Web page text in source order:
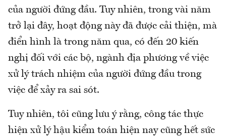
của người đứng đầu. Tuy nhiên, trong vài năm
trở lại đây, hoạt động này đã được cải thiện, mà
điển hình là trong năm qua, có đến 20 kiến
nghị đối với các bộ, ngành địa phương về việc
xử lý trách nhiệm của người đứng đầu trong
việc để xảy ra sai sót.
Tuy nhiên, tôi cũng lưu ý rằng, công tác thực
hiện xử lý hậu kiểm toán hiện nay cũng hết sức